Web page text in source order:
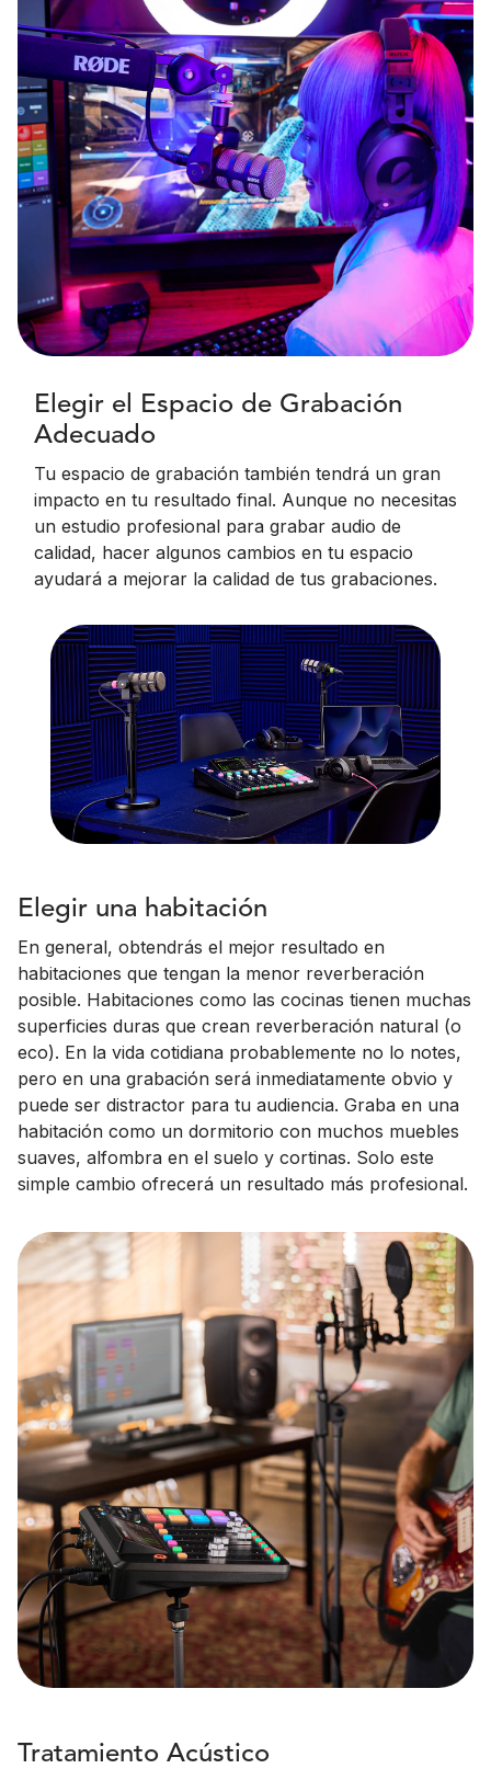
Elegir el Espacio de Grabación
Adecuado
Tu espacio de grabación también tendrá un gran
impacto en tu resultado final. Aunque no necesitas
un estudio profesional para grabar audio de
calidad, hacer algunos cambios en tu espacio
ayudará a mejorar la calidad de tus grabaciones.
Elegir una habitación
En general, obtendrás el mejor resultado en
habitaciones que tengan la menor reverberación
posible. Habitaciones como las cocinas tienen muchas
superficies duras que crean reverberación natural (o
eco). En la vida cotidiana probablemente no lo notes,
pero en una grabación será inmediatamente obvio y
puede ser distractor para tu audiencia. Graba en una
habitación como un dormitorio con muchos muebles
suaves, alfombra en el suelo y cortinas. Solo este
simple cambio ofrecerá un resultado más profesional.
Tratamiento Acústico